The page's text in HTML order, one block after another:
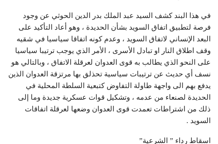
في هذا البند كشف السيد عبد الملك بدر الدين الحوثي عن وجود
فرصة لتطبيق اتفاق السويد بشأن الحديدة ، وهو أعاد التأكيد على
البعد الإنساني لاتفاق السويد ، وعدم كونه اتفاقا سياسيا في شقيه
وقف اطلاق النار او تبادل الأسرى ، الأمر الذي يوجب ترتيبا سياسيا
على النحو الذي يطالب به قوى العدوان لعرقلة الاتفاق ، وبالتالي هو
نسف أي حديث عن ترتيبات سياسية تحذلق بها مرتزقة العدوان الذين
يدفع بهم الى واجهة طاولة التفاوض كتبعية السلطة المحلية في
الحديدة لصنعاء من عدمه ، وتشكيل قوات عسكرية جديدة وما إلى
ذلك من اشتراطات تعمدت قوى العدوان وضعها لعرقلة اتفاقات
السويد .
اسقاط رداء ” الشرعية”